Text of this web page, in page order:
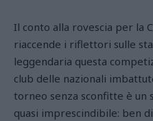
Il conto alla rovescia per la
riaccende i riflettori sulle
leggendaria questa
club delle nazionali
torneo senza sconfitte è un
quasi imprescindibile: ben